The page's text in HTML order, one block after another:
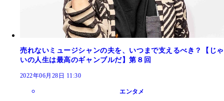
売れないミュージシャンの夫を、いつまで支えるべき？【じゃ
いの人生は最高のギャンブルだ】第８回
2022年06月28日 11:30
エンタメ